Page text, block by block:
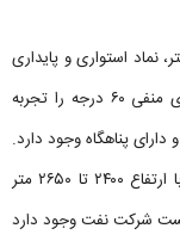
‌بلندترین کوه ایران با ارتفاع ۵۶۱۰ متر، نماد استواری و پایداری
در تاریخ ایران است. این قله در زمستان دمای منفی ۶۰ درجه را تجربه
پناهگاه وجود دارد.
پیست آبعلی: قدیمی‌ترین پیست اسکی ایران با ارتفاع ۲۴۰۰ تا ۲۶۵۰ متر
شرکت نفت وجود دارد